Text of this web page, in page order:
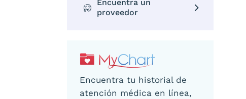
Encuentra un
proveedor
Encuentra tu historial de
atención médica en línea,